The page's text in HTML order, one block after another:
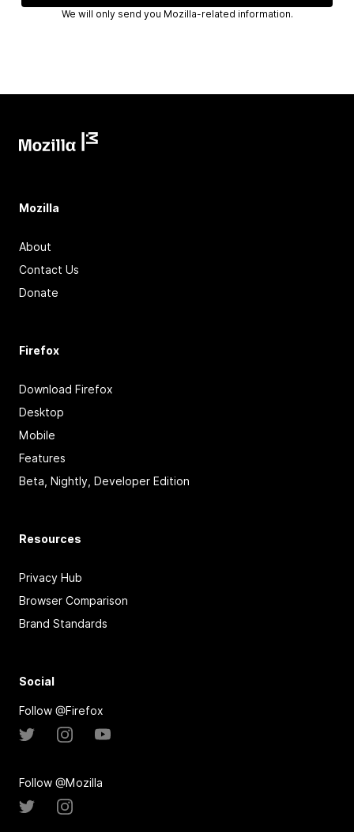
We will only send you Mozilla-related information.
Mozilla
About
Contact Us
Donate
Firefox
Download Firefox
Desktop
Mobile
Features
Beta, Nightly, Developer Edition
Resources
Privacy Hub
Browser Comparison
Brand Standards
Social
Follow @Firefox
Follow @Mozilla